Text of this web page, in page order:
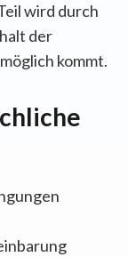
wird durch
der
kommt.